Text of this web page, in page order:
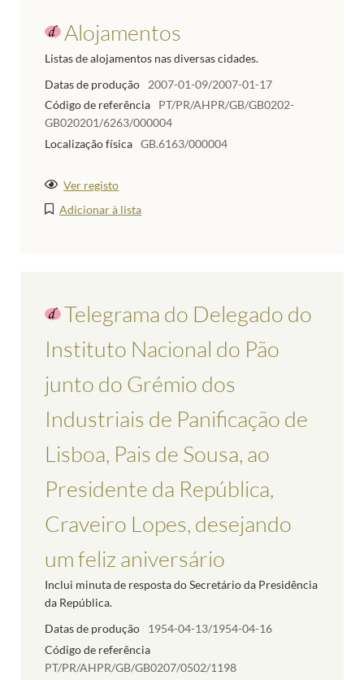
Alojamentos
Listas de alojamentos nas diversas cidades.
Datas de produção
2007-01-09/2007-01-17
Código de referência
PT/PR/AHPR/GB/GB0202-
GB020201/6263/000004
Localização física GB.6163/000004
Ver registo
Adicionar à lista
Telegrama do Delegado do
Instituto Nacional do Pão
junto do Grémio dos
Industriais de Panificação de
Lisboa, Pais de Sousa, ao
Presidente da República,
Craveiro Lopes, desejando
um feliz aniversário
Inclui minuta de resposta do Secretário da Presidência
da República.
Datas de produção
1954-04-13/1954-04-16
Código de referência
PT/PR/AHPR/GB/GB0207/0502/1198